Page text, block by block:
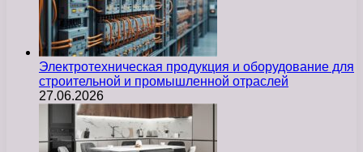
Электротехническая продукция и оборудование для
строительной и промышленной отраслей
27.06.2026